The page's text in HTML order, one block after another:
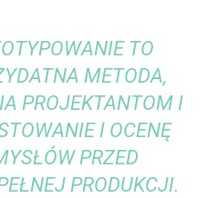
TO
METODA,
PROJEKTANTOM I
I OCENĘ
PRZED
PRODUKCJI.